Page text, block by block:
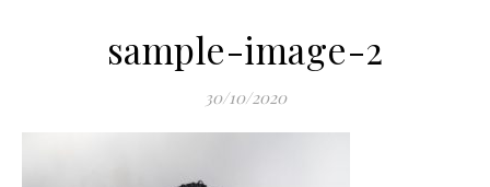
sample-image-2
30/10/2020